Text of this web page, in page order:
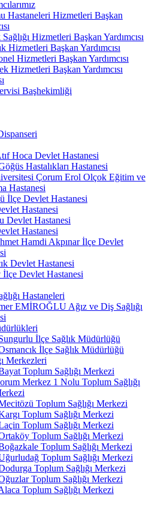
Hastaneleri Hizmetleri Başkan
Hizmetleri Başkan Yardımcısı
Hizmetleri Başkan Yardımcısı
Hizmetleri Başkan Yardımcısı
Hizmetleri Başkan Yardımcısı
Başhekimliği
Hoca Devlet Hastanesi
Hastalıkları Hastanesi
Çorum Erol Olçok Eğitim ve
Hastanesi
İlçe Devlet Hastanesi
Hastanesi
Devlet Hastanesi
Hastanesi
Hamdi Akpınar İlçe Devlet
Devlet Hastanesi
Devlet Hastanesi
Hastaneleri
EMİROĞLU Ağız ve Diş Sağlığı
İlçe Sağlık Müdürlüğü
İlçe Sağlık Müdürlüğü
Merkezleri
Toplum Sağlığı Merkezi
Merkez 1 Nolu Toplum Sağlığı
Toplum Sağlığı Merkezi
Toplum Sağlığı Merkezi
Toplum Sağlığı Merkezi
Toplum Sağlığı Merkezi
Toplum Sağlığı Merkezi
Toplum Sağlığı Merkezi
Toplum Sağlığı Merkezi
Toplum Sağlığı Merkezi
Toplum Sağlığı Merkezi